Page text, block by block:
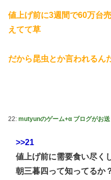
冨里奈央ちゃん、おへそ
値上げ前に3週間で60万台
えてて草
だから昆虫とか言われるん
22: mutyunのゲーム+α ブログがお送
>>21
値上げ前に需要食い尽く
朝三暮四って知ってるか